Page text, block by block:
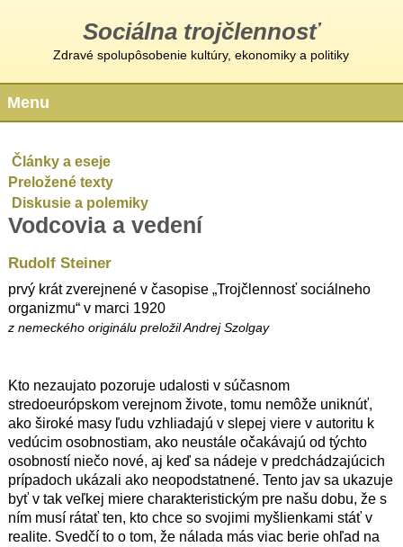
Sociálna trojčlennosť
Zdravé spolupôsobenie kultúry, ekonomiky a politiky
Menu
Články a eseje
Preložené texty
Diskusie a polemiky
Vodcovia a vedení
Rudolf Steiner
prvý krát zverejnené v časopise „Trojčlennosť sociálneho
organizmu“ v marci 1920
z nemeckého originálu preložil Andrej Szolgay
Kto nezaujato pozoruje udalosti v súčasnom
stredoeurópskom verejnom živote, tomu nemôže uniknúť,
ako široké masy ľudu vzhliadajú v slepej viere v autoritu k
vedúcim osobnostiam, ako neustále očakávajú od týchto
osobností niečo nové, aj keď sa nádeje v predchádzajúcich
prípadoch ukázali ako neopodstatnené. Tento jav sa ukazuje
byť v tak veľkej miere charakteristickým pre našu dobu, že s
ním musí rátať ten, kto chce so svojimi myšlienkami stáť v
realite. Svedčí to o tom, že nálada más viac berie ohľad na